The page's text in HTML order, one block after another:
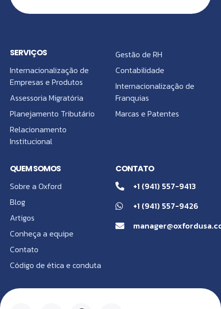
SERVIÇOS
Internacionalização de
Empresas e Produtos
Assessoria Migratória
Planejamento Tributário
Relacionamento
Institucional
Gestão de RH
Contabilidade
Internacionalização de
Franquias
Marcas e Patentes
QUEM SOMOS
Sobre a Oxford
Blog
Artigos
Conheça a equipe
Contato
Código de ética e conduta
CONTATO
+1 (941) 557-9413
+1 (941) 557-9426